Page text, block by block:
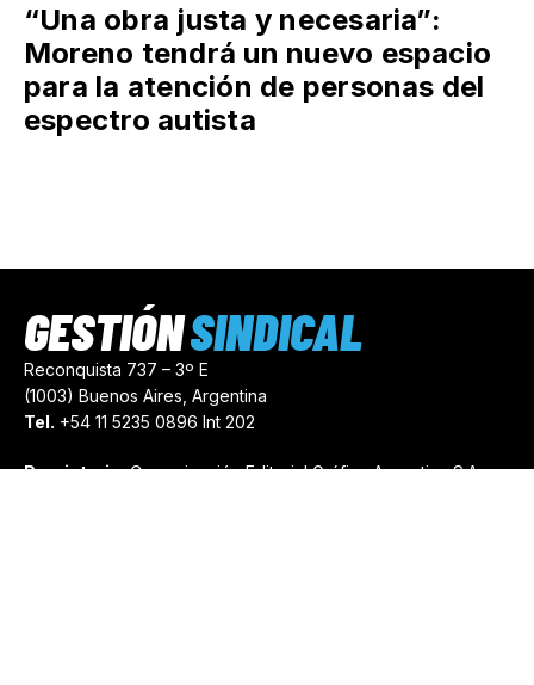
“Una obra justa y necesaria”:
Moreno tendrá un nuevo espacio
para la atención de personas del
espectro autista
Reconquista 737 – 3º E
(1003) Buenos Aires, Argentina
Tel. +54 11 5235 0896 Int 202
Propietario:Comunicación Editorial Gráfica Argentina S.A.
GESTIÓNSINDICAL